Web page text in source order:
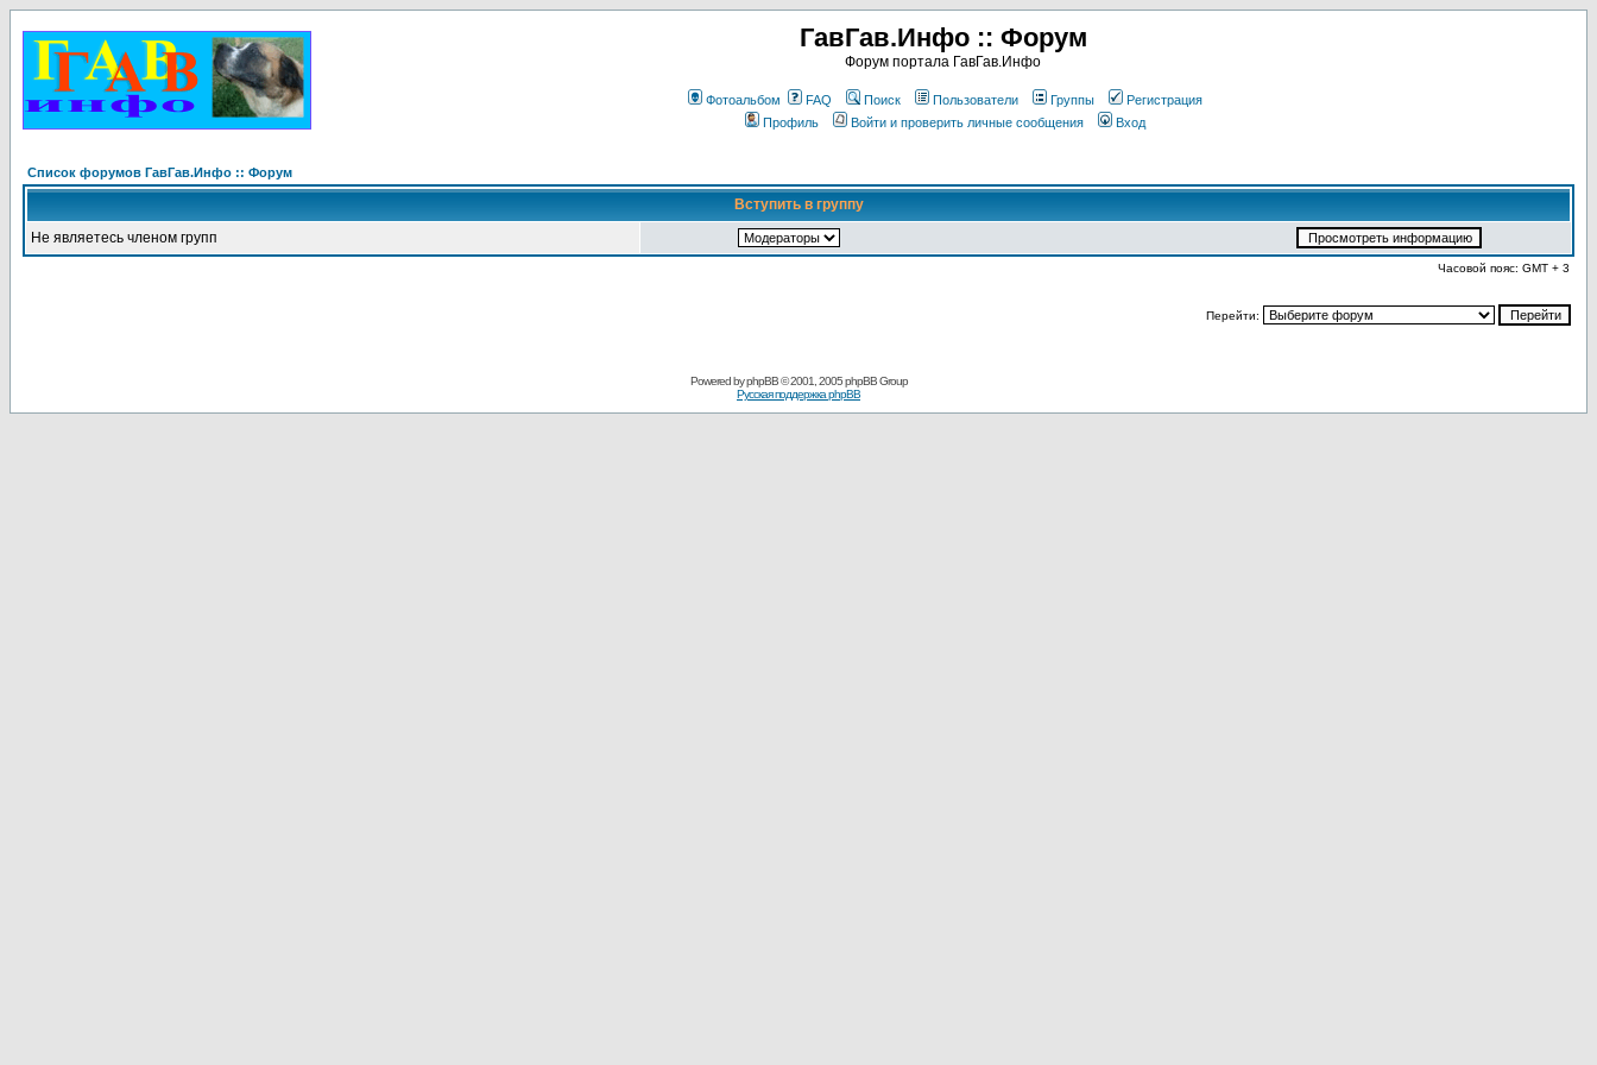
ГавГав.Инфо :: Форум
Форум портала ГавГав.Инфо
Фотоальбом FAQ Поиск Пользователи Группы
Регистрация
Профиль
Войти и проверить личные сообщения Вход
Список форумов ГавГав.Инфо :: Форум
Вступить в группу
Не являетесь членом групп
Часовой пояс: GMT + 3
Перейти:
Powered byphpBB© 2001, 2005 phpBB Group
Русская поддержка phpBB